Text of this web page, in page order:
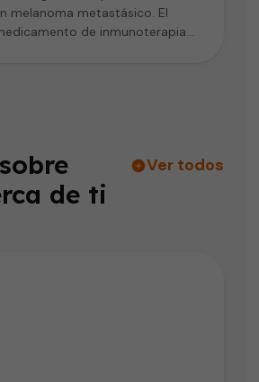
melanoma metastásico. El
de inmunoterapia
de ti
Ver todos